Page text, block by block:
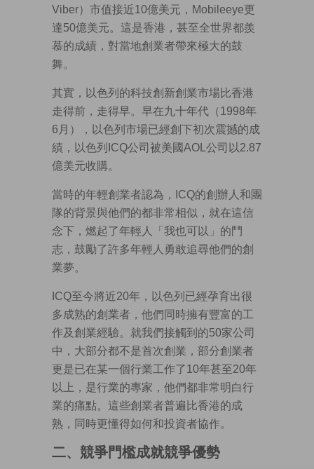
Viber）市值接近10億美元，Mobileeye更
達50億美元。這是香港，甚至全世界都羨
慕的成績，對當地創業者帶來極大的鼓
舞。
其實，以色列的科技創新創業市場比香港
走得前，走得早。早在九十年代（1998年
6月），以色列市場已經創下初次震撼的成
績，以色列ICQ公司被美國AOL公司以2.87
億美元收購。
當時的年輕創業者認為，ICQ的創辦人和團
隊的背景與他們的都非常相似，就在這信
念下，燃起了年輕人「我也可以」的鬥
志，鼓勵了許多年輕人勇敢追尋他們的創
業夢。
ICQ至今將近20年，以色列已經孕育出很
多成熟的創業者，他們同時擁有豐富的工
作及創業經驗。就我們接觸到的50家公司
中，大部分都不是首次創業，部分創業者
更是已在某一個行業工作了10年甚至20年
以上，是行業的專家，他們都非常明白行
業的痛點。這些創業者普遍比香港的成
熟，同時更懂得如何和投資者協作。
二、競爭門檻成就競爭優勢